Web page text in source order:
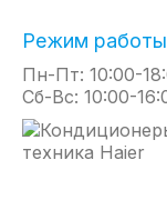
Для быстрого
и получения
воздуха
согласование
заслонок и
Режим
Пн-Пт: 10:00-
Сб-Вс: 10:00-